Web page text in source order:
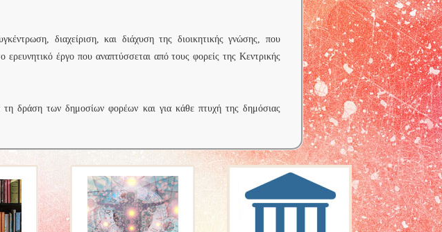
διαχείριση, και διάχυση της διοικητικής γνώσης, που
έργο που αναπτύσσεται από τους φορείς της Κεντρικής
τη δράση των δημοσίων φορέων και για κάθε πτυχή της δημόσιας